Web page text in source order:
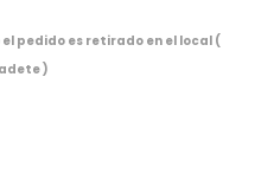
pedido es retirado en el local (
)